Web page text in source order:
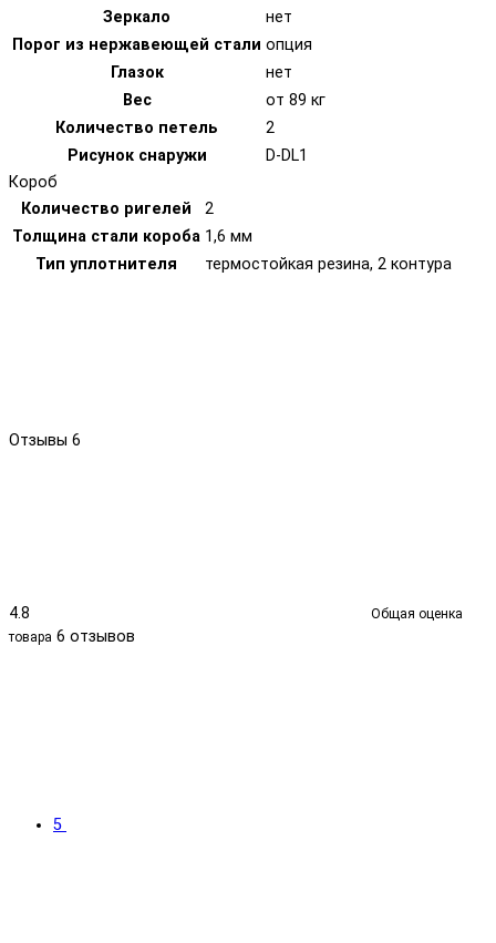
Зеркало
нет
Порог из нержавеющей стали опция
Глазок
нет
Вес
от 89 кг
Количество петель
2
Рисунок снаружи
D-DL1
Короб
Количество ригелей
2
Толщина стали короба 1,6 мм
Тип уплотнителя
термостойкая резина, 2 контура
Отзывы 6
4.8
Общая оценка
товара 6 отзывов
5